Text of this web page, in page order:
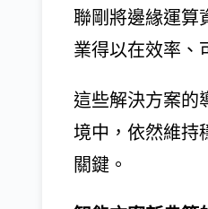
聯剛將邊緣運算
業得以在效率、
這些解決方案的
境中，依然維持
關鍵。